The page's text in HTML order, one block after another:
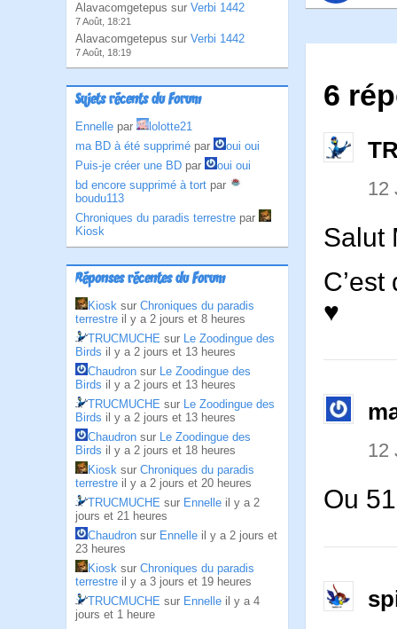
Alavacomgetepus sur Verbi 1442
7 Août, 18:21
Alavacomgetepus sur Verbi 1442
7 Août, 18:19
Sujets récents du Forum
Ennelle par
lolotte21
ma BD à été supprimé par
oui oui
Puis-je créer une BD par
oui oui
bd encore supprimé à tort par
boudu113
Chroniques du paradis terrestre par
Kiosk
Réponses récentes du Forum
Kiosk sur Chroniques du paradis
terrestre il y a 2 jours et 8 heures
TRUCMUCHE sur Le Zoodingue des
Birds il y a 2 jours et 13 heures
Chaudron sur Le Zoodingue des
Birds il y a 2 jours et 13 heures
TRUCMUCHE sur Le Zoodingue des
Birds il y a 2 jours et 13 heures
Chaudron sur Le Zoodingue des
Birds il y a 2 jours et 18 heures
Kiosk sur Chroniques du paradis
terrestre il y a 2 jours et 20 heures
TRUCMUCHE sur Ennelle il y a 2
jours et 21 heures
Chaudron sur Ennelle il y a 2 jours et
23 heures
Kiosk sur Chroniques du paradis
terrestre il y a 3 jours et 19 heures
TRUCMUCHE sur Ennelle il y a 4
jours et 1 heure
6
12
Salut
♥
12
Ou